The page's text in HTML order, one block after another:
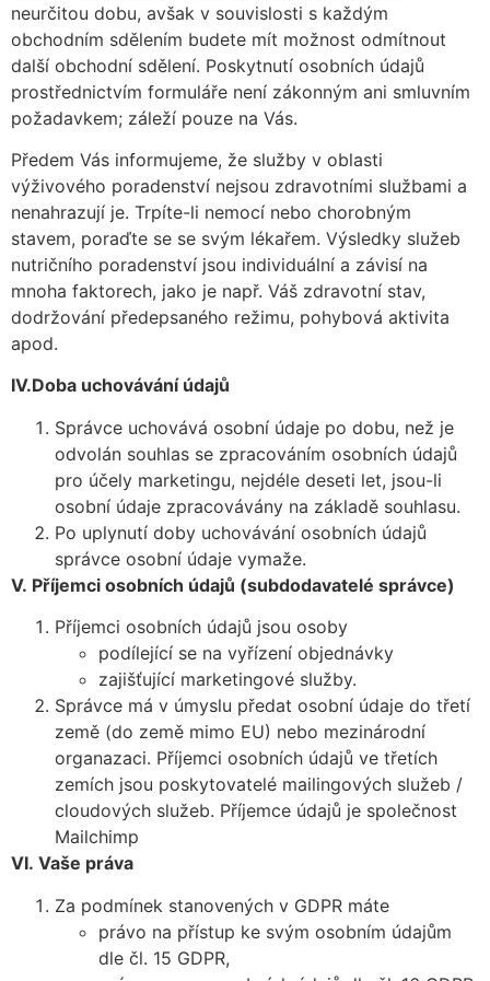
neurčitou dobu, avšak v souvislosti s každým
obchodním sdělením budete mít možnost odmítnout
další obchodní sdělení. Poskytnutí osobních údajů
prostřednictvím formuláře není zákonným ani smluvním
požadavkem; záleží pouze na Vás.
Předem Vás informujeme, že služby v oblasti
výživového poradenství nejsou zdravotními službami a
nenahrazují je. Trpíte-li nemocí nebo chorobným
stavem, poraďte se se svým lékařem. Výsledky služeb
nutričního poradenství jsou individuální a závisí na
mnoha faktorech, jako je např. Váš zdravotní stav,
dodržování předepsaného režimu, pohybová aktivita
apod.
IV.Doba uchovávání údajů
Správce uchovává osobní údaje po dobu, než je
odvolán souhlas se zpracováním osobních údajů
pro účely marketingu, nejdéle deseti let, jsou-li
osobní údaje zpracovávány na základě souhlasu.
Po uplynutí doby uchovávání osobních údajů
správce osobní údaje vymaže.
V. Příjemci osobních údajů (subdodavatelé správce)
Příjemci osobních údajů jsou osoby
podílející se na vyřízení objednávky
zajišťující marketingové služby.
Správce má v úmyslu předat osobní údaje do třetí
země (do země mimo EU) nebo mezinárodní
organazaci. Příjemci osobních údajů ve třetích
zemích jsou poskytovatelé mailingových služeb /
cloudových služeb. Příjemce údajů je společnost
Mailchimp
VI. Vaše práva
Za podmínek stanovených v GDPR máte
právo na přístup ke svým osobním údajům
dle čl. 15 GDPR,